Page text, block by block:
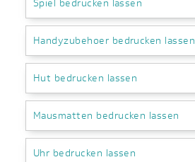
Spiel bedrucken lassen
Handyzubehoer bedrucken lassen
Hut bedrucken lassen
Mausmatten bedrucken lassen
Uhr bedrucken lassen